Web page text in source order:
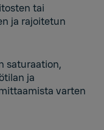
tai
ja rajoitetun
saturaation,
ja
varten